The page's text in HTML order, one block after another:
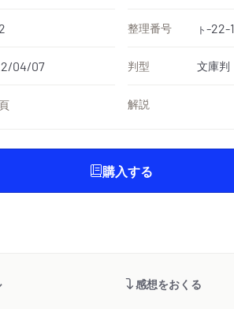
整理番号 ト-22-1
04/07 判型 文庫判
頁 解説
購入する
感想をおくる